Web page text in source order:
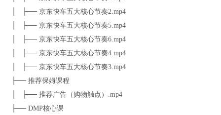
│ ├── 京东快车五大核心节奏2.mp4
│ ├── 京东快车五大核心节奏5.mp4
│ ├── 京东快车五大核心节奏6.mp4
│ ├── 京东快车五大核心节奏4.mp4
│ ├── 京东快车五大核心节奏3.mp4
├── 推荐保姆课程
│ ├── 推荐广告（购物触点）.mp4
├── DMP核心课